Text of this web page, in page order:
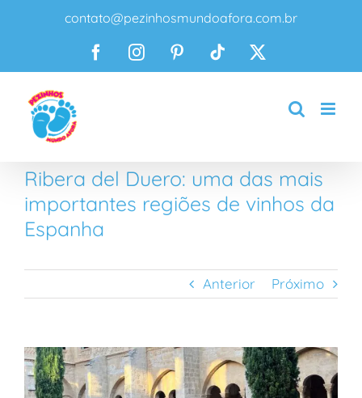
conteúdo
contato@pezinhosmundoafora.com.br
FacebookInstagramPinterestTiktok
Ribera del Duero: uma das mais
importantes regiões de vinhos da
Espanha
Anterior Próximo